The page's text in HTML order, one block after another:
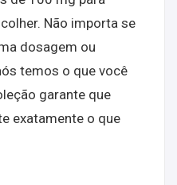
Não importa se
dosagem ou
temos o que você
garante que
exatamente o que